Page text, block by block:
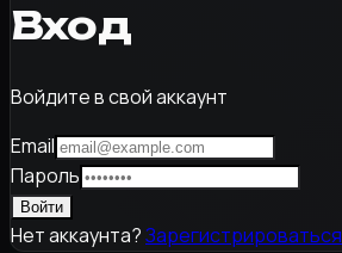
Вход
Войдите в свой аккаунт
Email
Пароль
Войти
Нет аккаунта?Зарегистрироваться